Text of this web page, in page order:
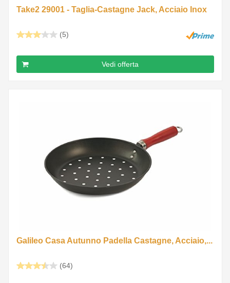
Take2 29001 - Taglia-Castagne Jack, Acciaio Inox
(5)
Vedi offerta
Galileo Casa Autunno Padella Castagne, Acciaio,...
(64)